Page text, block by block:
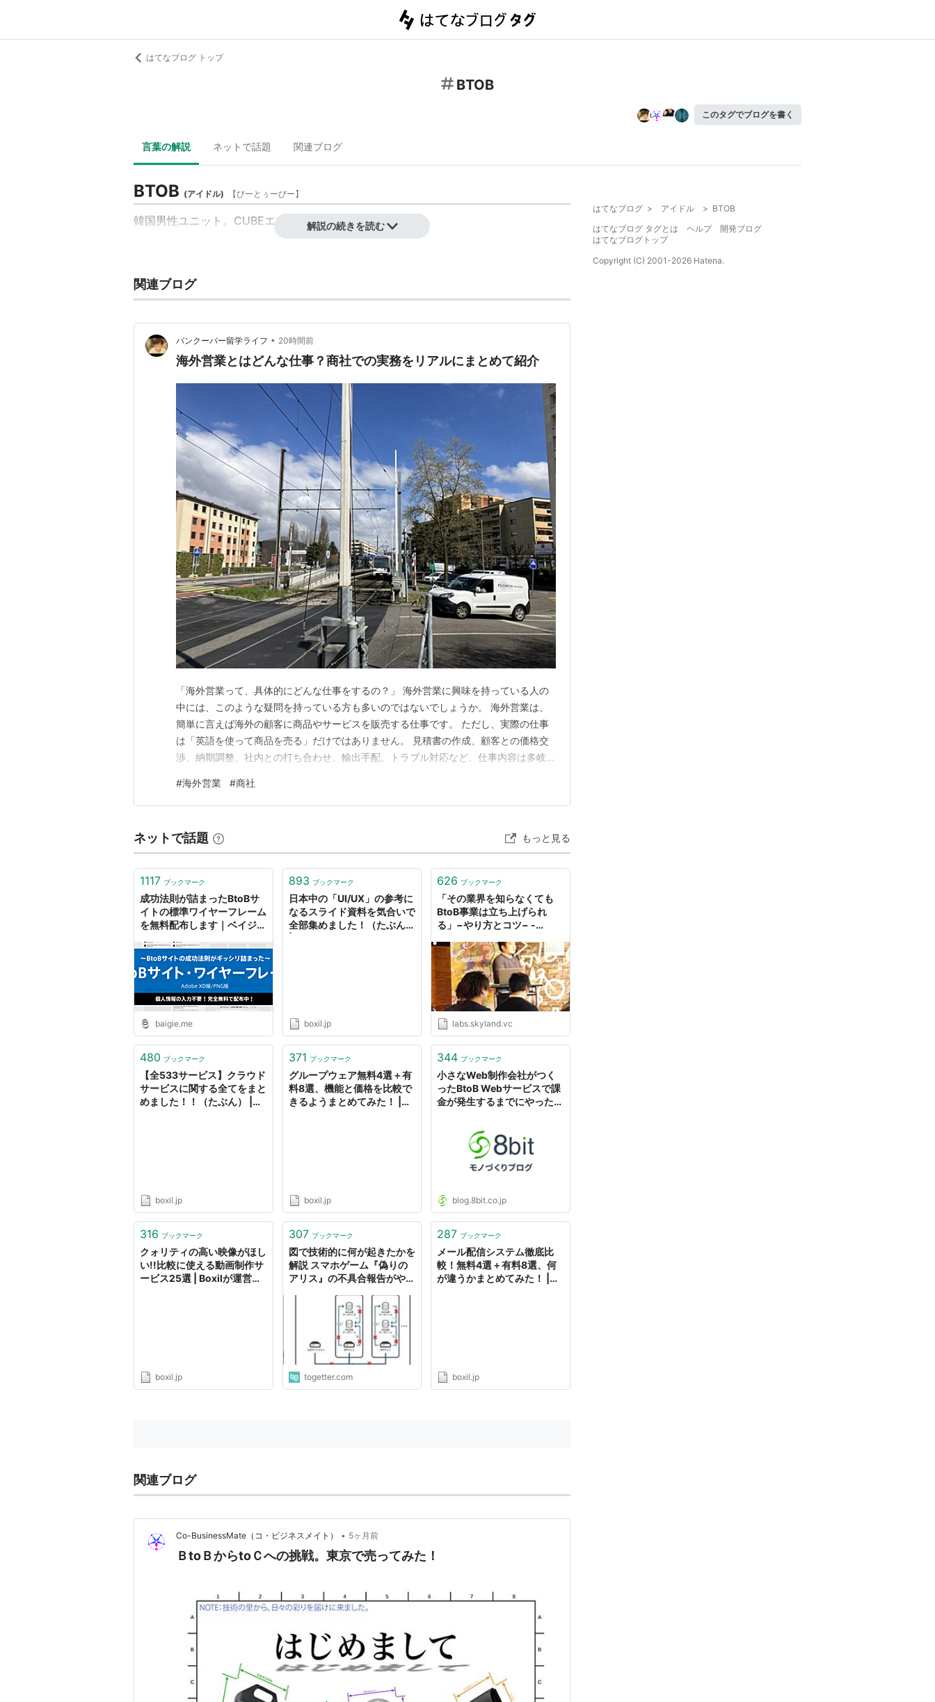
はてなブログ トップ
BTOB
このタグでブログを書く
言葉の解説 ネットで話題 関連ブログ
BTOB (アイドル) 【びーとぅーびー】
韓国男性ユニット。 CUBEエンターテインメント所属。
解説の続きを読む
関連ブログ
バンクーバー留学ライフ • 20時間前
海外営業とはどんな仕事？商社での実務をリアルにまとめて紹介
「海外営業って、具体的にどんな仕事をするの？」 海外営業に興味を持っている人の
中には、このような疑問を持っている方も多いのではないでしょうか。 海外営業は、
簡単に言えば海外の顧客に商品やサービスを販売する仕事です。 ただし、実際の仕事
は「英語を使って商品を売る」だけではありません。 見積書の作成、顧客との価格交
渉、納期調整、社内との打ち合わせ、輸出手配、トラブル対応など、仕事内容は多岐に
営業の仕事内容について、できるだけリアルに紹介します。 まず先にお伝えしたいの
は、海外営業の仕事内容は会社によってかなり異なるという…
#海外営業 #商社
ネットで話題 もっと見る
1117 ブックマーク
成功法則が詰まったBtoBサ
イトの標準ワイヤーフレーム
を無料配布します｜ベイジの
baigie.me
893 ブックマーク
日本中の「UI/UX」の参考に
なるスライド資料を気合いで
全部集めました！（たぶん）
boxil.jp
626 ブックマーク
「その業界を知らなくても
BtoB事業は立ち上げられ
る」−やり方とコツ− -
(旧)
labs.skyland.vc
480 ブックマーク
【全533サービス】クラウド
サービスに関する全てをまと
めました！！（たぶん） |
boxil.jp
371 ブックマーク
グループウェア無料4選＋有
料8選、機能と価格を比較で
きるようまとめてみた！ |
boxil.jp
344 ブックマーク
小さなWeb制作会社がつく
ったBtoB Webサービスで課
金が発生するまでにやった8
blog.8bit.co.jp
316 ブックマーク
クォリティの高い映像がほし
い!!比較に使える動画制作サ
ービス25選 | Boxilが運営す
boxil.jp
307 ブックマーク
図で技術的に何が起きたかを
解説 スマホゲーム『偽りの
アリス』の不具合報告がやた
いな報告で草」「なんだこの
togetter.com
287 ブックマーク
メール配信システム徹底比
較！無料4選＋有料8選、何
が違うかまとめてみた！ |
boxil.jp
関連ブログ
Co-BusinessMate（コ・ビジネスメイト） • 5ヶ月前
ＢtoＢからtoＣへの挑戦。東京で売ってみた！
はてなブログ > アイドル > BTOB
はてなブログ タグとは
ヘルプ
開発ブログ
はてなブログトップ
Copyright (C) 2001-2026 Hatena.